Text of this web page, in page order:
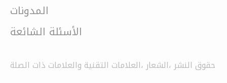
المدونات
الأسئلة الشائعة
حقوق النشر ،الشعار ،العلامات التقنية والعلامات ذات الصلة